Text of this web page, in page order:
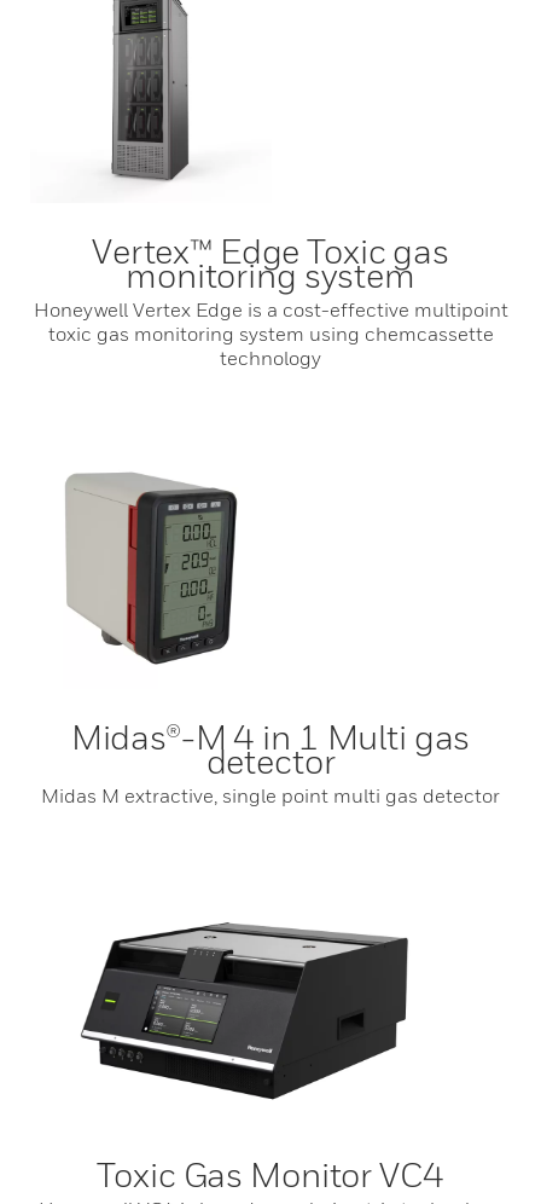
Vertex™ Edge Toxic gas
monitoring system
Honeywell Vertex Edge is a cost-effective multipoint
toxic gas monitoring system using chemcassette
technology
Midas®-M 4 in 1 Multi gas
detector
Midas M extractive, single point multi gas detector
Toxic Gas Monitor VC4